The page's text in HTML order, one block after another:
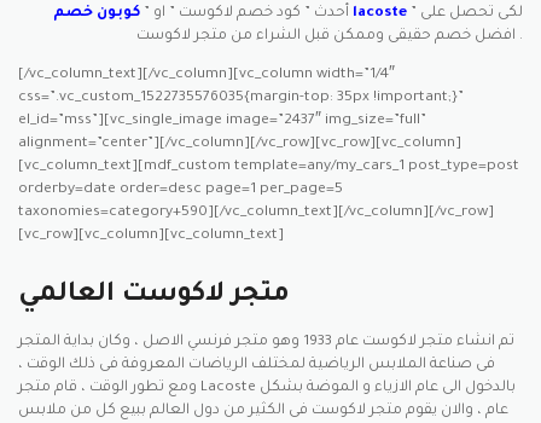
أحدث ” كود خصم لاكوست ” او ” كوبون خصم lacoste ” لكى تحصل على
افضل خصم حقيقى وممكن قبل الشراء من متجر لاكوست .
[/vc_column_text][/vc_column][vc_column width=”1/4″
css=”.vc_custom_1522735576035{margin-top: 35px !important;}”
el_id=”mss”][vc_single_image image=”2437″ img_size=”full”
alignment=”center”][/vc_column][/vc_row][vc_row][vc_column]
[vc_column_text][mdf_custom template=any/my_cars_1 post_type=post
orderby=date order=desc page=1 per_page=5
taxonomies=category+590][/vc_column_text][/vc_column][/vc_row]
[vc_row][vc_column][vc_column_text]
متجر لاكوست العالمي
تم انشاء متجر لاكوست عام 1933 وهو متجر فرنسي الاصل ، وكان بداية المتجر
فى صناعة الملابس الرياضية لمختلف الرياضات المعروفة فى ذلك الوقت ،
ومع تطور الوقت ، قام متجر Lacoste بالدخول الى عام الازياء و الموضة بشكل
عام ، والان يقوم متجر لاكوست فى الكثير من دول العالم ببيع كل من ملابس